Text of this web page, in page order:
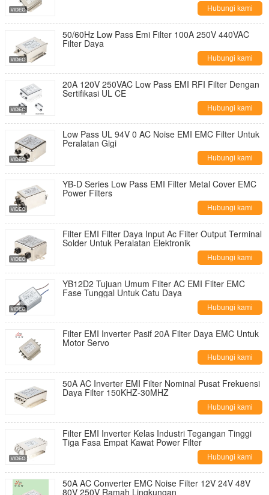
Hubungi kami
50/60Hz Low Pass Emi Filter 100A 250V 440VAC
Filter Daya
Hubungi kami
20A 120V 250VAC Low Pass EMI RFI Filter Dengan
Sertifikasi UL CE
Hubungi kami
Low Pass UL 94V 0 AC Noise EMI EMC Filter Untuk
Peralatan Gigi
Hubungi kami
YB-D Series Low Pass EMI Filter Metal Cover EMC
Power Filters
Hubungi kami
Filter EMI Filter Daya Input Ac Filter Output Terminal
Solder Untuk Peralatan Elektronik
Hubungi kami
YB12D2 Tujuan Umum Filter AC EMI Filter EMC
Fase Tunggal Untuk Catu Daya
Hubungi kami
Filter EMI Inverter Pasif 20A Filter Daya EMC Untuk
Motor Servo
Hubungi kami
50A AC Inverter EMI Filter Nominal Pusat Frekuensi
Daya Filter 150KHZ-30MHZ
Hubungi kami
Filter EMI Inverter Kelas Industri Tegangan Tinggi
Tiga Fasa Empat Kawat Power Filter
Hubungi kami
50A AC Converter EMC Noise Filter 12V 24V 48V
80V 250V Ramah Lingkungan